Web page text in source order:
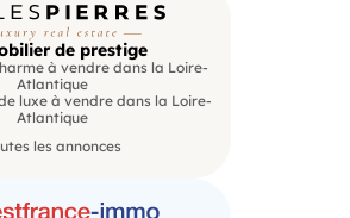
de prestige
à vendre dans la Loire-
Atlantique
luxe à vendre dans la Loire-
Atlantique
les annonces